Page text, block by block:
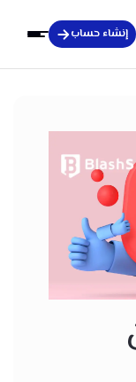
إنشاء حساب